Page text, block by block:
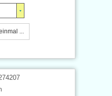
...